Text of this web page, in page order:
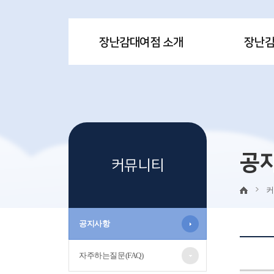
장난감대여점 소개 장난
커뮤니티
공지사항
자주하는질문(FAQ)
공